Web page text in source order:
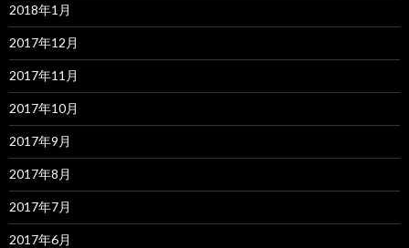
2018年1月
2017年12月
2017年11月
2017年10月
2017年9月
2017年8月
2017年7月
2017年6月